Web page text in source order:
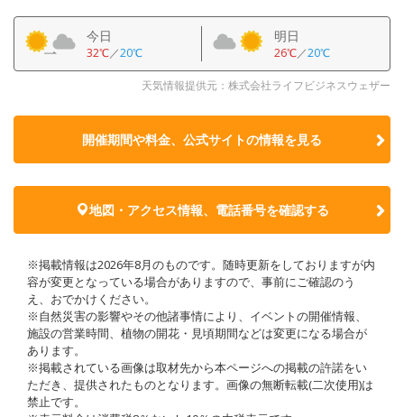
今日
32℃／20℃
明日
26℃／20℃
天気情報提供元：株式会社ライフビジネスウェザー
開催期間や料金、公式サイトの情報を見る
地図・アクセス情報、電話番号を確認する
※掲載情報は2026年8月のものです。随時更新をしておりますが内
容が変更となっている場合がありますので、事前にご確認のう
え、おでかけください。
※自然災害の影響やその他諸事情により、イベントの開催情報、
施設の営業時間、植物の開花・見頃期間などは変更になる場合が
あります。
※掲載されている画像は取材先から本ページへの掲載の許諾をい
ただき、提供されたものとなります。画像の無断転載(二次使用)は
禁止です。